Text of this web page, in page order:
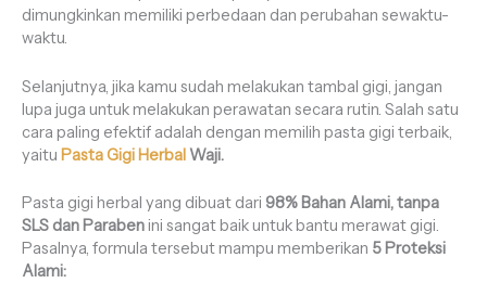
dimungkinkan memiliki perbedaan dan perubahan sewaktu-
waktu.
Selanjutnya, jika kamu sudah melakukan tambal gigi, jangan
lupa juga untuk melakukan perawatan secara rutin. Salah satu
cara paling efektif adalah dengan memilih pasta gigi terbaik,
yaitu Pasta Gigi Herbal Waji.
Pasta gigi herbal yang dibuat dari 98% Bahan Alami, tanpa
SLS dan Parabenini sangat baik untuk bantu merawat gigi.
Pasalnya, formula tersebut mampu memberikan 5 Proteksi
Alami: